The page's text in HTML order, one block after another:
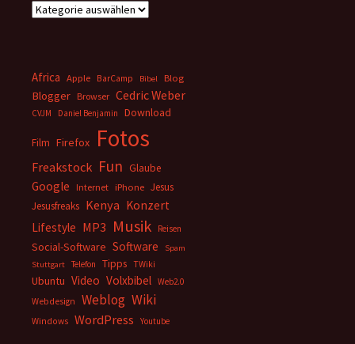
Africa Apple BarCamp Bibel Blog
Blogger Browser Cedric Weber
CVJM Daniel Benjamin Download
Film Firefox Fotos
Freakstock Fun Glaube
Google Internet iPhone Jesus
Jesusfreaks Kenya Konzert
Lifestyle MP3 Musik Reisen
Social-Software Software
Spam
Stuttgart
Telefon Tipps TWiki
Ubuntu Video Volxbibel Web2.0
Webdesign
Weblog Wiki
Windows WordPress Youtube